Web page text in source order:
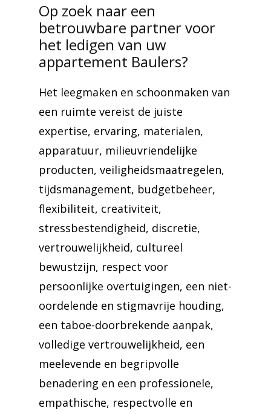
Op zoek naar een
betrouwbare partner voor
het ledigen van uw
appartement Baulers?
Het leegmaken en schoonmaken van
een ruimte vereist de juiste
expertise, ervaring, materialen,
apparatuur, milieuvriendelijke
producten, veiligheidsmaatregelen,
tijdsmanagement, budgetbeheer,
flexibiliteit, creativiteit,
stressbestendigheid, discretie,
vertrouwelijkheid, cultureel
bewustzijn, respect voor
persoonlijke overtuigingen, een niet-
oordelende en stigmavrije houding,
een taboe-doorbrekende aanpak,
volledige vertrouwelijkheid, een
meelevende en begripvolle
benadering en een professionele,
empathische, respectvolle en